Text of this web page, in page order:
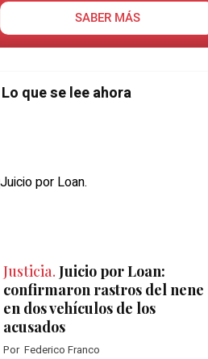
SABER MÁS
Lo que se lee ahora
Justicia. Juicio por Loan:
confirmaron rastros del nene
en dos vehículos de los
acusados
Por Federico Franco